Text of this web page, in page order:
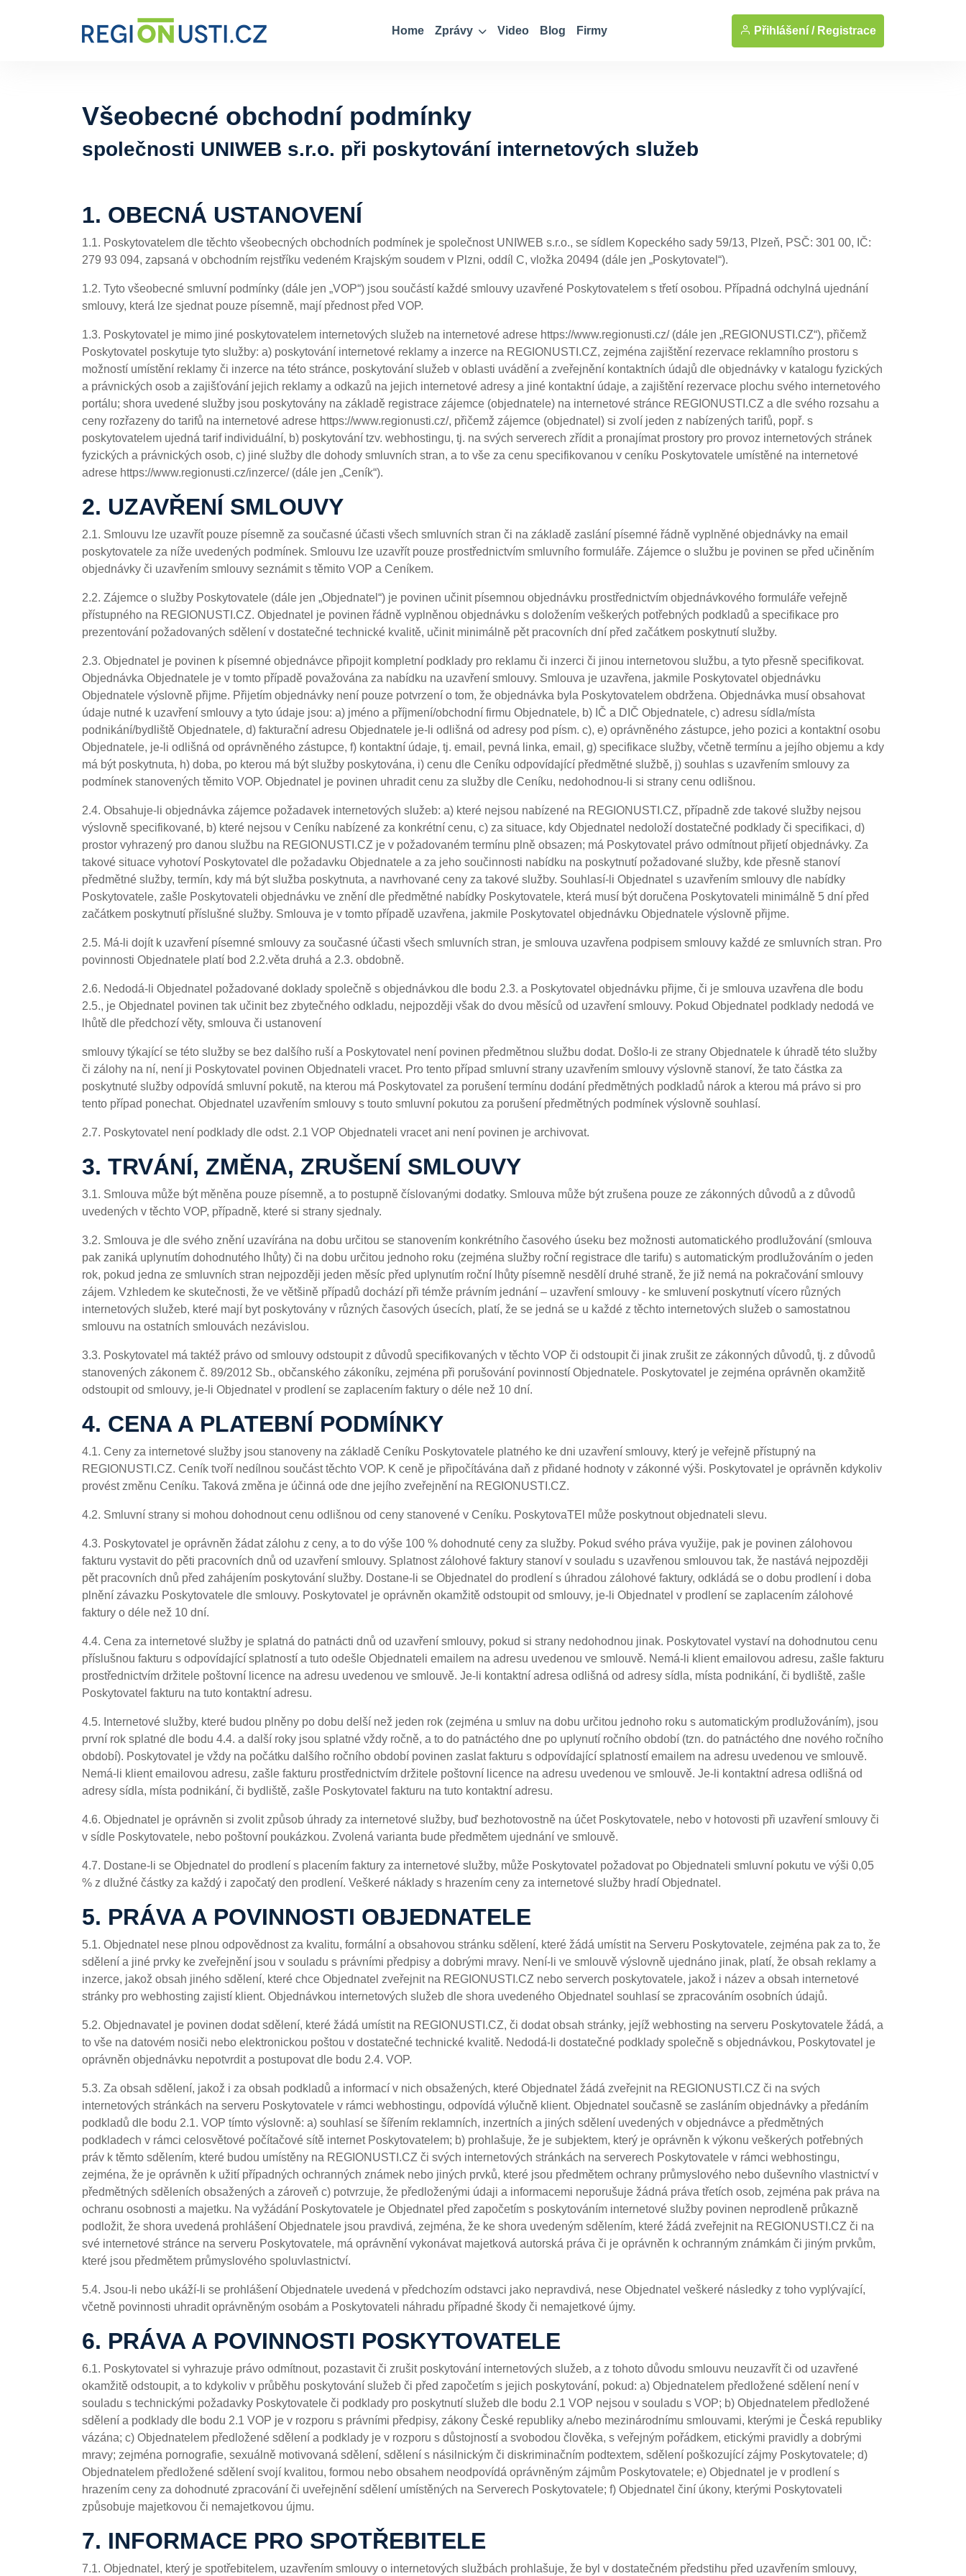
Home Zprávy Video Blog Firmy Přihlášení / Registrace
Všeobecné obchodní podmínky
společnosti UNIWEB s.r.o. při poskytování internetových služeb
1. OBECNÁ USTANOVENÍ
1.1. Poskytovatelem dle těchto všeobecných obchodních podmínek je společnost UNIWEB s.r.o., se sídlem Kopeckého sady 59/13, Plzeň, PSČ: 301 00, IČ:
279 93 094, zapsaná v obchodním rejstříku vedeném Krajským soudem v Plzni, oddíl C, vložka 20494 (dále jen „Poskytovatel“).
1.2. Tyto všeobecné smluvní podmínky (dále jen „VOP“) jsou součástí každé smlouvy uzavřené Poskytovatelem s třetí osobou. Případná odchylná ujednání
smlouvy, která lze sjednat pouze písemně, mají přednost před VOP.
1.3. Poskytovatel je mimo jiné poskytovatelem internetových služeb na internetové adrese https://www.regionusti.cz/ (dále jen „REGIONUSTI.CZ“), přičemž
Poskytovatel poskytuje tyto služby: a) poskytování internetové reklamy a inzerce na REGIONUSTI.CZ, zejména zajištění rezervace reklamního prostoru s
možností umístění reklamy či inzerce na této stránce, poskytování služeb v oblasti uvádění a zveřejnění kontaktních údajů dle objednávky v katalogu fyzických
a právnických osob a zajišťování jejich reklamy a odkazů na jejich internetové adresy a jiné kontaktní údaje, a zajištění rezervace plochu svého internetového
portálu; shora uvedené služby jsou poskytovány na základě registrace zájemce (objednatele) na internetové stránce REGIONUSTI.CZ a dle svého rozsahu a
ceny rozřazeny do tarifů na internetové adrese https://www.regionusti.cz/, přičemž zájemce (objednatel) si zvolí jeden z nabízených tarifů, popř. s
poskytovatelem ujedná tarif individuální, b) poskytování tzv. webhostingu, tj. na svých serverech zřídit a pronajímat prostory pro provoz internetových stránek
fyzických a právnických osob, c) jiné služby dle dohody smluvních stran, a to vše za cenu specifikovanou v ceníku Poskytovatele umístěné na internetové
adrese https://www.regionusti.cz/inzerce/ (dále jen „Ceník“).
2. UZAVŘENÍ SMLOUVY
2.1. Smlouvu lze uzavřít pouze písemně za současné účasti všech smluvních stran či na základě zaslání písemné řádně vyplněné objednávky na email
poskytovatele za níže uvedených podmínek. Smlouvu lze uzavřít pouze prostřednictvím smluvního formuláře. Zájemce o službu je povinen se před učiněním
objednávky či uzavřením smlouvy seznámit s těmito VOP a Ceníkem.
2.2. Zájemce o služby Poskytovatele (dále jen „Objednatel“) je povinen učinit písemnou objednávku prostřednictvím objednávkového formuláře veřejně
přístupného na REGIONUSTI.CZ. Objednatel je povinen řádně vyplněnou objednávku s doložením veškerých potřebných podkladů a specifikace pro
prezentování požadovaných sdělení v dostatečné technické kvalitě, učinit minimálně pět pracovních dní před začátkem poskytnutí služby.
2.3. Objednatel je povinen k písemné objednávce připojit kompletní podklady pro reklamu či inzerci či jinou internetovou službu, a tyto přesně specifikovat.
Objednávka Objednatele je v tomto případě považována za nabídku na uzavření smlouvy. Smlouva je uzavřena, jakmile Poskytovatel objednávku
Objednatele výslovně přijme. Přijetím objednávky není pouze potvrzení o tom, že objednávka byla Poskytovatelem obdržena. Objednávka musí obsahovat
údaje nutné k uzavření smlouvy a tyto údaje jsou: a) jméno a příjmení/obchodní firmu Objednatele, b) IČ a DIČ Objednatele, c) adresu sídla/místa
podnikání/bydliště Objednatele, d) fakturační adresu Objednatele je-li odlišná od adresy pod písm. c), e) oprávněného zástupce, jeho pozici a kontaktní osobu
Objednatele, je-li odlišná od oprávněného zástupce, f) kontaktní údaje, tj. email, pevná linka, email, g) specifikace služby, včetně termínu a jejího objemu a kdy
má být poskytnuta, h) doba, po kterou má být služby poskytována, i) cenu dle Ceníku odpovídající předmětné službě, j) souhlas s uzavřením smlouvy za
podmínek stanovených těmito VOP. Objednatel je povinen uhradit cenu za služby dle Ceníku, nedohodnou-li si strany cenu odlišnou.
2.4. Obsahuje-li objednávka zájemce požadavek internetových služeb: a) které nejsou nabízené na REGIONUSTI.CZ, případně zde takové služby nejsou
výslovně specifikované, b) které nejsou v Ceníku nabízené za konkrétní cenu, c) za situace, kdy Objednatel nedoloží dostatečné podklady či specifikaci, d)
prostor vyhrazený pro danou službu na REGIONUSTI.CZ je v požadovaném termínu plně obsazen; má Poskytovatel právo odmítnout přijetí objednávky. Za
takové situace vyhotoví Poskytovatel dle požadavku Objednatele a za jeho součinnosti nabídku na poskytnutí požadované služby, kde přesně stanoví
předmětné služby, termín, kdy má být služba poskytnuta, a navrhované ceny za takové služby. Souhlasí-li Objednatel s uzavřením smlouvy dle nabídky
Poskytovatele, zašle Poskytovateli objednávku ve znění dle předmětné nabídky Poskytovatele, která musí být doručena Poskytovateli minimálně 5 dní před
začátkem poskytnutí příslušné služby. Smlouva je v tomto případě uzavřena, jakmile Poskytovatel objednávku Objednatele výslovně přijme.
2.5. Má-li dojít k uzavření písemné smlouvy za současné účasti všech smluvních stran, je smlouva uzavřena podpisem smlouvy každé ze smluvních stran. Pro
povinnosti Objednatele platí bod 2.2.věta druhá a 2.3. obdobně.
2.6. Nedodá-li Objednatel požadované doklady společně s objednávkou dle bodu 2.3. a Poskytovatel objednávku přijme, či je smlouva uzavřena dle bodu
2.5., je Objednatel povinen tak učinit bez zbytečného odkladu, nejpozději však do dvou měsíců od uzavření smlouvy. Pokud Objednatel podklady nedodá ve
lhůtě dle předchozí věty, smlouva či ustanovení
smlouvy týkající se této služby se bez dalšího ruší a Poskytovatel není povinen předmětnou službu dodat. Došlo-li ze strany Objednatele k úhradě této služby
či zálohy na ní, není ji Poskytovatel povinen Objednateli vracet. Pro tento případ smluvní strany uzavřením smlouvy výslovně stanoví, že tato částka za
poskytnuté služby odpovídá smluvní pokutě, na kterou má Poskytovatel za porušení termínu dodání předmětných podkladů nárok a kterou má právo si pro
tento případ ponechat. Objednatel uzavřením smlouvy s touto smluvní pokutou za porušení předmětných podmínek výslovně souhlasí.
2.7. Poskytovatel není podklady dle odst. 2.1 VOP Objednateli vracet ani není povinen je archivovat.
3. TRVÁNÍ, ZMĚNA, ZRUŠENÍ SMLOUVY
3.1. Smlouva může být měněna pouze písemně, a to postupně číslovanými dodatky. Smlouva může být zrušena pouze ze zákonných důvodů a z důvodů
uvedených v těchto VOP, případně, které si strany sjednaly.
3.2. Smlouva je dle svého znění uzavírána na dobu určitou se stanovením konkrétního časového úseku bez možnosti automatického prodlužování (smlouva
pak zaniká uplynutím dohodnutého lhůty) či na dobu určitou jednoho roku (zejména služby roční registrace dle tarifu) s automatickým prodlužováním o jeden
rok, pokud jedna ze smluvních stran nejpozději jeden měsíc před uplynutím roční lhůty písemně nesdělí druhé straně, že již nemá na pokračování smlouvy
zájem. Vzhledem ke skutečnosti, že ve většině případů dochází při témže právním jednání – uzavření smlouvy - ke smluvení poskytnutí vícero různých
internetových služeb, které mají byt poskytovány v různých časových úsecích, platí, že se jedná se u každé z těchto internetových služeb o samostatnou
smlouvu na ostatních smlouvách nezávislou.
3.3. Poskytovatel má taktéž právo od smlouvy odstoupit z důvodů specifikovaných v těchto VOP či odstoupit či jinak zrušit ze zákonných důvodů, tj. z důvodů
stanovených zákonem č. 89/2012 Sb., občanského zákoníku, zejména při porušování povinností Objednatele. Poskytovatel je zejména oprávněn okamžitě
odstoupit od smlouvy, je-li Objednatel v prodlení se zaplacením faktury o déle než 10 dní.
4. CENA A PLATEBNÍ PODMÍNKY
4.1. Ceny za internetové služby jsou stanoveny na základě Ceníku Poskytovatele platného ke dni uzavření smlouvy, který je veřejně přístupný na
REGIONUSTI.CZ. Ceník tvoří nedílnou součást těchto VOP. K ceně je připočítávána daň z přidané hodnoty v zákonné výši. Poskytovatel je oprávněn kdykoliv
provést změnu Ceníku. Taková změna je účinná ode dne jejího zveřejnění na REGIONUSTI.CZ.
4.2. Smluvní strany si mohou dohodnout cenu odlišnou od ceny stanovené v Ceníku. PoskytovaTEl může poskytnout objednateli slevu.
4.3. Poskytovatel je oprávněn žádat zálohu z ceny, a to do výše 100 % dohodnuté ceny za služby. Pokud svého práva využije, pak je povinen zálohovou
fakturu vystavit do pěti pracovních dnů od uzavření smlouvy. Splatnost zálohové faktury stanoví v souladu s uzavřenou smlouvou tak, že nastává nejpozději
pět pracovních dnů před zahájením poskytování služby. Dostane-li se Objednatel do prodlení s úhradou zálohové faktury, odkládá se o dobu prodlení i doba
plnění závazku Poskytovatele dle smlouvy. Poskytovatel je oprávněn okamžitě odstoupit od smlouvy, je-li Objednatel v prodlení se zaplacením zálohové
faktury o déle než 10 dní.
4.4. Cena za internetové služby je splatná do patnácti dnů od uzavření smlouvy, pokud si strany nedohodnou jinak. Poskytovatel vystaví na dohodnutou cenu
příslušnou fakturu s odpovídající splatností a tuto odešle Objednateli emailem na adresu uvedenou ve smlouvě. Nemá-li klient emailovou adresu, zašle fakturu
prostřednictvím držitele poštovní licence na adresu uvedenou ve smlouvě. Je-li kontaktní adresa odlišná od adresy sídla, místa podnikání, či bydliště, zašle
Poskytovatel fakturu na tuto kontaktní adresu.
4.5. Internetové služby, které budou plněny po dobu delší než jeden rok (zejména u smluv na dobu určitou jednoho roku s automatickým prodlužováním), jsou
první rok splatné dle bodu 4.4. a další roky jsou splatné vždy ročně, a to do patnáctého dne po uplynutí ročního období (tzn. do patnáctého dne nového ročního
období). Poskytovatel je vždy na počátku dalšího ročního období povinen zaslat fakturu s odpovídající splatností emailem na adresu uvedenou ve smlouvě.
Nemá-li klient emailovou adresu, zašle fakturu prostřednictvím držitele poštovní licence na adresu uvedenou ve smlouvě. Je-li kontaktní adresa odlišná od
adresy sídla, místa podnikání, či bydliště, zašle Poskytovatel fakturu na tuto kontaktní adresu.
4.6. Objednatel je oprávněn si zvolit způsob úhrady za internetové služby, buď bezhotovostně na účet Poskytovatele, nebo v hotovosti při uzavření smlouvy či
v sídle Poskytovatele, nebo poštovní poukázkou. Zvolená varianta bude předmětem ujednání ve smlouvě.
4.7. Dostane-li se Objednatel do prodlení s placením faktury za internetové služby, může Poskytovatel požadovat po Objednateli smluvní pokutu ve výši 0,05
% z dlužné částky za každý i započatý den prodlení. Veškeré náklady s hrazením ceny za internetové služby hradí Objednatel.
5. PRÁVA A POVINNOSTI OBJEDNATELE
5.1. Objednatel nese plnou odpovědnost za kvalitu, formální a obsahovou stránku sdělení, které žádá umístit na Serveru Poskytovatele, zejména pak za to, že
sdělení a jiné prvky ke zveřejnění jsou v souladu s právními předpisy a dobrými mravy. Není-li ve smlouvě výslovně ujednáno jinak, platí, že obsah reklamy a
inzerce, jakož obsah jiného sdělení, které chce Objednatel zveřejnit na REGIONUSTI.CZ nebo serverch poskytovatele, jakož i název a obsah internetové
stránky pro webhosting zajistí klient. Objednávkou internetových služeb dle shora uvedeného Objednatel souhlasí se zpracováním osobních údajů.
5.2. Objednavatel je povinen dodat sdělení, které žádá umístit na REGIONUSTI.CZ, či dodat obsah stránky, jejíž webhosting na serveru Poskytovatele žádá, a
to vše na datovém nosiči nebo elektronickou poštou v dostatečné technické kvalitě. Nedodá-li dostatečné podklady společně s objednávkou, Poskytovatel je
oprávněn objednávku nepotvrdit a postupovat dle bodu 2.4. VOP.
5.3. Za obsah sdělení, jakož i za obsah podkladů a informací v nich obsažených, které Objednatel žádá zveřejnit na REGIONUSTI.CZ či na svých
internetových stránkách na serveru Poskytovatele v rámci webhostingu, odpovídá výlučně klient. Objednatel současně se zasláním objednávky a předáním
podkladů dle bodu 2.1. VOP tímto výslovně: a) souhlasí se šířením reklamních, inzertních a jiných sdělení uvedených v objednávce a předmětných
podkladech v rámci celosvětové počítačové sítě internet Poskytovatelem; b) prohlašuje, že je subjektem, který je oprávněn k výkonu veškerých potřebných
práv k těmto sdělením, které budou umístěny na REGIONUSTI.CZ či svých internetových stránkách na serverech Poskytovatele v rámci webhostingu,
zejména, že je oprávněn k užití případných ochranných známek nebo jiných prvků, které jsou předmětem ochrany průmyslového nebo duševního vlastnictví v
předmětných sděleních obsažených a zároveň c) potvrzuje, že předloženými údaji a informacemi neporušuje žádná práva třetích osob, zejména pak práva na
ochranu osobnosti a majetku. Na vyžádání Poskytovatele je Objednatel před započetím s poskytováním internetové služby povinen neprodleně průkazně
podložit, že shora uvedená prohlášení Objednatele jsou pravdivá, zejména, že ke shora uvedeným sdělením, které žádá zveřejnit na REGIONUSTI.CZ či na
své internetové stránce na serveru Poskytovatele, má oprávnění vykonávat majetková autorská práva či je oprávněn k ochranným známkám či jiným prvkům,
které jsou předmětem průmyslového spoluvlastnictví.
5.4. Jsou-li nebo ukáží-li se prohlášení Objednatele uvedená v předchozím odstavci jako nepravdivá, nese Objednatel veškeré následky z toho vyplývající,
včetně povinnosti uhradit oprávněným osobám a Poskytovateli náhradu případné škody či nemajetkové újmy.
6. PRÁVA A POVINNOSTI POSKYTOVATELE
6.1. Poskytovatel si vyhrazuje právo odmítnout, pozastavit či zrušit poskytování internetových služeb, a z tohoto důvodu smlouvu neuzavřít či od uzavřené
okamžitě odstoupit, a to kdykoliv v průběhu poskytování služeb či před započetím s jejich poskytování, pokud: a) Objednatelem předložené sdělení není v
souladu s technickými požadavky Poskytovatele či podklady pro poskytnutí služeb dle bodu 2.1 VOP nejsou v souladu s VOP; b) Objednatelem předložené
sdělení a podklady dle bodu 2.1 VOP je v rozporu s právními předpisy, zákony České republiky a/nebo mezinárodnímu smlouvami, kterými je Česká republiky
vázána; c) Objednatelem předložené sdělení a podklady je v rozporu s důstojností a svobodou člověka, s veřejným pořádkem, etickými pravidly a dobrými
mravy; zejména pornografie, sexuálně motivovaná sdělení, sdělení s násilnickým či diskriminačním podtextem, sdělení poškozující zájmy Poskytovatele; d)
Objednatelem předložené sdělení svojí kvalitou, formou nebo obsahem neodpovídá oprávněným zájmům Poskytovatele; e) Objednatel je v prodlení s
hrazením ceny za dohodnuté zpracování či uveřejnění sdělení umístěných na Serverech Poskytovatele; f) Objednatel činí úkony, kterými Poskytovateli
způsobuje majetkovou či nemajetkovou újmu.
7. INFORMACE PRO SPOTŘEBITELE
7.1. Objednatel, který je spotřebitelem, uzavřením smlouvy o internetových službách prohlašuje, že byl v dostatečném předstihu před uzavřením smlouvy,